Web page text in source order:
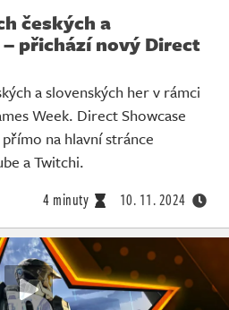
českých a
přichází nový Direct
a slovenských her v rámci
Week. Direct Showcase
na hlavní stránce
a Twitchi.
4 minuty 10. 11. 2024